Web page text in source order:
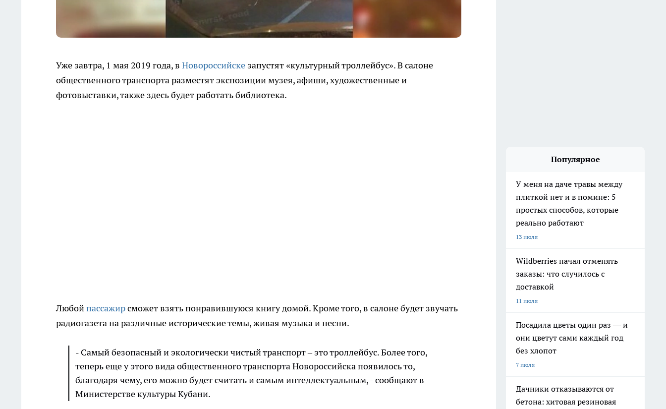
Уже завтра, 1 мая 2019 года, в Новороссийске запустят «культурный троллейбус». В салоне
общественного транспорта разместят экспозиции музея, афиши, художественные и
фотовыставки, также здесь будет работать библиотека.
Любойпассажирсможет взять понравившуюся книгу домой. Кроме того, в салоне будет звучать
радиогазета на различные исторические темы, живая музыка и песни.
- Самый безопасный и экологически чистый транспорт – это троллейбус. Более того,
теперь еще у этого вида общественного транспорта Новороссийска появилось то,
благодаря чему, его можно будет считать и самым интеллектуальным, - сообщают в
Министерстве культуры Кубани.
Популярное
У меня на даче травы между
плиткой нет и в помине: 5
простых способов, которые
реально работают
13 июля
Wildberries начал отменять
заказы: что случилось с
доставкой
11 июля
Посадила цветы один раз — и
они цветут сами каждый год
без хлопот
7 июля
Дачники отказываются от
бетона: хитовая резиновая